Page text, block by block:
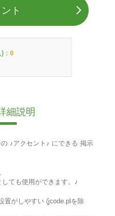
ト
)： 0
細説明
♪アクセント♪ にできる 掲示
ても使用ができます。♪
置がしやすい (jcode.plを除